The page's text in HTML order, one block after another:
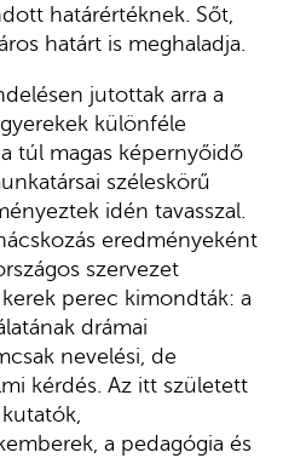
határértéknek. Sőt,
határt is meghaladja.
jutottak arra a
különféle
túl magas képernyőidő
széleskörű
idén tavasszal.
eredményeként
szervezet
perec kimondták: a
drámai
nevelési, de
kérdés. Az itt született
a pedagógia és